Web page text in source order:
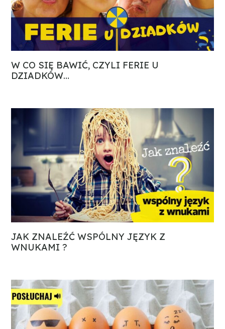
W CO SIĘ BAWIĆ, CZYLI FERIE U
DZIADKÓW…
JAK ZNALEŹĆ WSPÓLNY JĘZYK Z
WNUKAMI ?